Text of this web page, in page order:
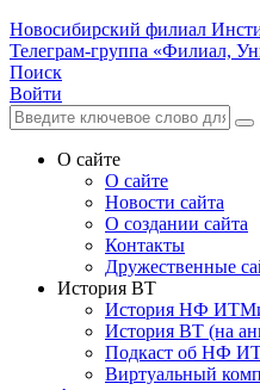
Новосибирский филиал
Телеграм-группа «Филиал,
Поиск
Войти
О сайте
О сайте
Новости сайта
О создании сайта
Контакты
Дружественные
История ВТ
История НФ
История ВТ (на
Подкаст об НФ
Виртуальный